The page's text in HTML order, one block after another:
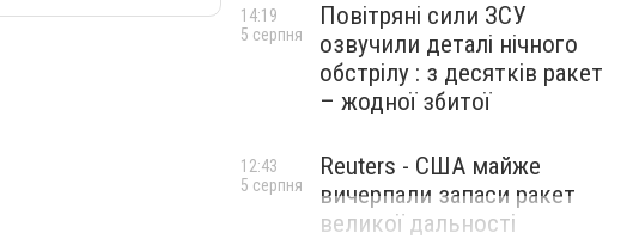
Повітряні сили ЗСУ
озвучили деталі нічного
обстрілу : з десятків ракет
– жодної збитої
14:19
5 серпня
Reuters - США майже
вичерпали запаси ракет
великої дальності
12:43
5 серпня